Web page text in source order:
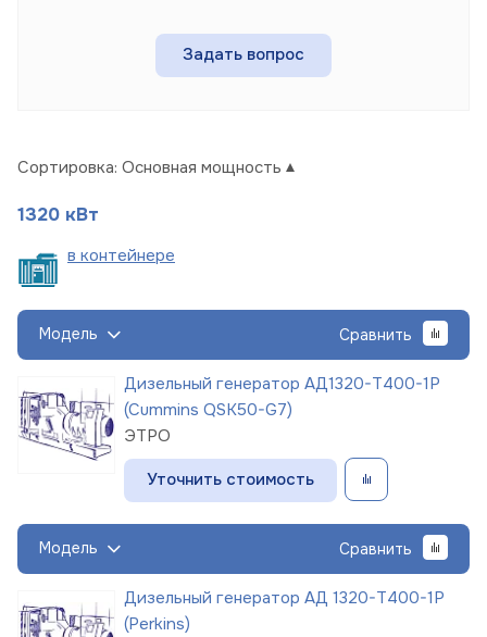
Задать вопрос
Сортировка: Основная мощность
1320 кВт
в контейнере
Модель Сравнить
Дизельный генератор АД1320-Т400-1Р
(Cummins QSK50-G7)
ЭТРО
Уточнить стоимость
Модель Сравнить
Дизельный генератор АД 1320-Т400-1Р
(Perkins)